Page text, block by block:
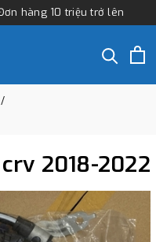
hàng 10 triệu trở lên
2018-2022